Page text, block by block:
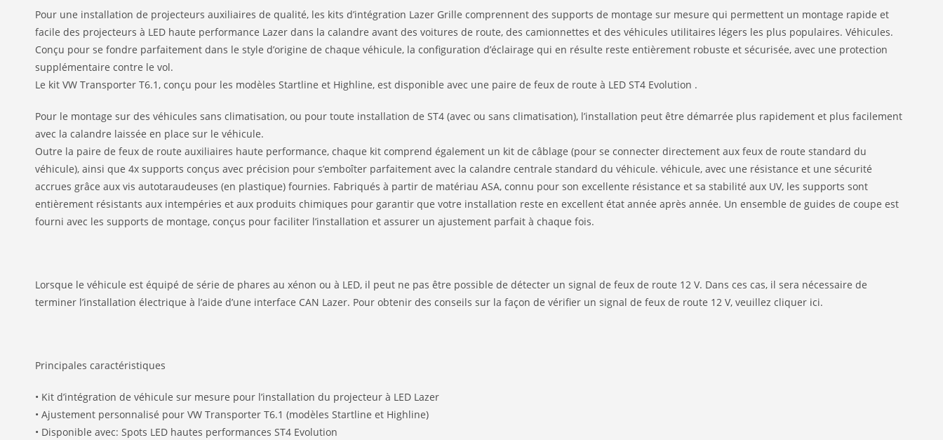
Pour une installation de projecteurs auxiliaires de qualité, les kits d’intégration Lazer Grille comprennent des supports de montage sur mesure qui permettent un montage rapide et
facile des projecteurs à LED haute performance Lazer dans la calandre avant des voitures de route, des camionnettes et des véhicules utilitaires légers les plus populaires. Véhicules.
Conçu pour se fondre parfaitement dans le style d’origine de chaque véhicule, la configuration d’éclairage qui en résulte reste entièrement robuste et sécurisée, avec une protection
supplémentaire contre le vol.
Le kit VW Transporter T6.1, conçu pour les modèles Startline et Highline, est disponible avec une paire de feux de route à LED ST4 Evolution .
Pour le montage sur des véhicules sans climatisation, ou pour toute installation de ST4 (avec ou sans climatisation), l’installation peut être démarrée plus rapidement et plus facilement
avec la calandre laissée en place sur le véhicule.
Outre la paire de feux de route auxiliaires haute performance, chaque kit comprend également un kit de câblage (pour se connecter directement aux feux de route standard du
véhicule), ainsi que 4x supports conçus avec précision pour s’emboîter parfaitement avec la calandre centrale standard du véhicule. véhicule, avec une résistance et une sécurité
accrues grâce aux vis autotaraudeuses (en plastique) fournies. Fabriqués à partir de matériau ASA, connu pour son excellente résistance et sa stabilité aux UV, les supports sont
entièrement résistants aux intempéries et aux produits chimiques pour garantir que votre installation reste en excellent état année après année. Un ensemble de guides de coupe est
fourni avec les supports de montage, conçus pour faciliter l’installation et assurer un ajustement parfait à chaque fois.
Lorsque le véhicule est équipé de série de phares au xénon ou à LED, il peut ne pas être possible de détecter un signal de feux de route 12 V. Dans ces cas, il sera nécessaire de
terminer l’installation électrique à l’aide d’une interface CAN Lazer. Pour obtenir des conseils sur la façon de vérifier un signal de feux de route 12 V, veuillez cliquer ici.
Principales caractéristiques
• Kit d’intégration de véhicule sur mesure pour l’installation du projecteur à LED Lazer
• Ajustement personnalisé pour VW Transporter T6.1 (modèles Startline et Highline)
• Disponible avec: Spots LED hautes performances ST4 Evolution